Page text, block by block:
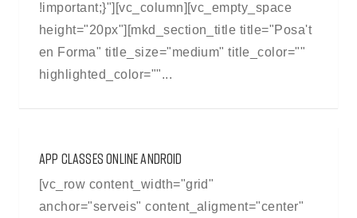
!important;}"][vc_column][vc_empty_space
height="20px"][mkd_section_title title="Posa't
en Forma" title_size="medium" title_color=""
highlighted_color=""...
APP CLASSES ONLINE ANDROID
[vc_row content_width="grid"
anchor="serveis" content_aligment="center"